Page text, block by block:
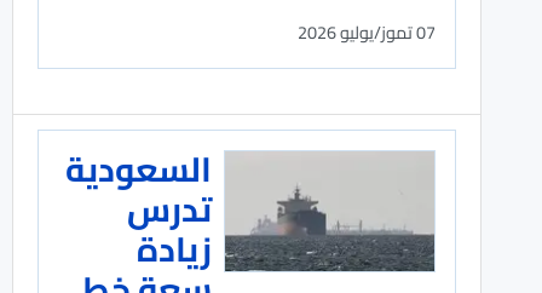
07 تموز/يوليو 2026
السعودية
تدرس
زيادة